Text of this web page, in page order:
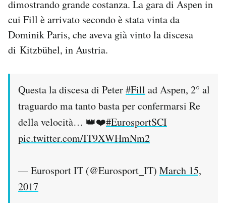
Area Personale
Notifiche mobile
Regala il Post
dimostrando grande costanza. La gara di Aspen in
cui Fill è arrivato secondo è stata vinta da
Dominik Paris, che aveva già vinto la discesa
di Kitzbühel, in Austria.
Questa la discesa di Peter#Fill ad Aspen, 2° al
traguardo ma tanto basta per confermarsi Re
della velocità… 👑❤️#EurosportSCI
pic.twitter.com/IT9XWHmNm2
— Eurosport IT (@Eurosport_IT) March 15,
2017